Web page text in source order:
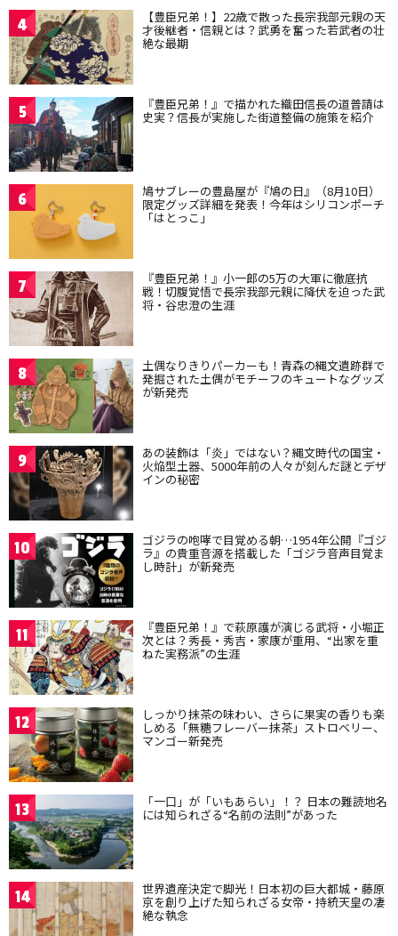
4 【豊臣兄弟！】22歳で散った長宗我部元親の天
才後継者・信親とは？武勇を奮った若武者の壮
絶な最期
5 『豊臣兄弟！』で描かれた織田信長の道普請は
史実？信長が実施した街道整備の施策を紹介
6 鳩サブレーの豊島屋が『鳩の日』（8月10日）
限定グッズ詳細を発表！今年はシリコンポーチ
「はとっこ」
7 『豊臣兄弟！』小一郎の5万の大軍に徹底抗
戦！切腹覚悟で長宗我部元親に降伏を迫った武
将・谷忠澄の生涯
8 土偶なりきりパーカーも！青森の縄文遺跡群で
発掘された土偶がモチーフのキュートなグッズ
が新発売
9 あの装飾は「炎」ではない？縄文時代の国宝・
火焔型土器、5000年前の人々が刻んだ謎とデザ
インの秘密
10 ゴジラの咆哮で目覚める朝…1954年公開『ゴジ
ラ』の貴重音源を搭載した「ゴジラ音声目覚ま
し時計」が新発売
11 『豊臣兄弟！』で萩原護が演じる武将・小堀正
次とは？秀長・秀吉・家康が重用、“出家を重
ねた実務派”の生涯
12 しっかり抹茶の味わい、さらに果実の香りも楽
しめる「無糖フレーバー抹茶」ストロベリー、
マンゴー新発売
13 「一口」が「いもあらい」！？ 日本の難読地名
には知られざる“名前の法則”があった
14 世界遺産決定で脚光！日本初の巨大都城・藤原
京を創り上げた知られざる女帝・持統天皇の凄
絶な執念